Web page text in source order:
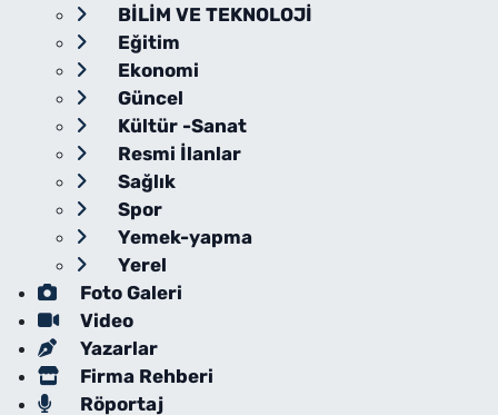
BİLİM VE TEKNOLOJİ
Eğitim
Ekonomi
Güncel
Kültür -Sanat
Resmi İlanlar
Sağlık
Spor
Yemek-yapma
Yerel
Foto Galeri
Video
Yazarlar
Firma Rehberi
Röportaj